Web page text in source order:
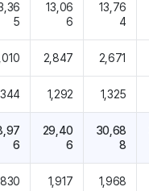
5
13,06
6
13,76
4
2,847 2,671
1,292 1,325
6
29,40
6
30,68
8
1,917 1,968